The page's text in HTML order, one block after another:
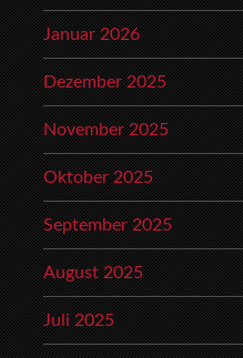
Januar 2026
Dezember 2025
November 2025
Oktober 2025
September 2025
August 2025
Juli 2025